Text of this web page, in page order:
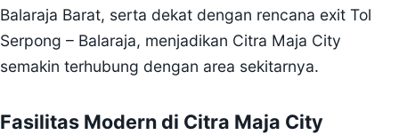
Balaraja Barat, serta dekat dengan rencana exit Tol
Serpong – Balaraja, menjadikan Citra Maja City
semakin terhubung dengan area sekitarnya.
Fasilitas Modern di Citra Maja City